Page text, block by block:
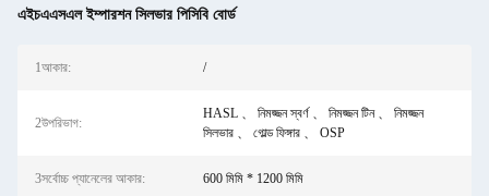
এইচএএসএল ইম্পারশন সিলভার পিসিবি বোর্ড
1আকার: /
2উপরিভাগ:
HASL 、 নিমজ্জন স্বর্ণ 、 নিমজ্জন টিন 、 নিমজ্জন
সিলভার 、 গোল্ড ফিঙ্গার 、 OSP
3সর্বোচ্চ প্যানেলের আকার: 600 মিমি * 1200 মিমি